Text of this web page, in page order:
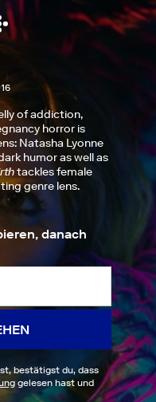
of addiction,
horror is
Natasha Lyonne
humor as well as
tackles female
genre lens.
danach
bestätigst du, dass
gelesen hast und